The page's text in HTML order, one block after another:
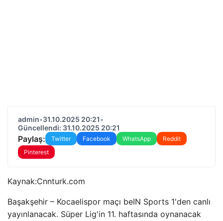
admin•31.10.2025 20:21•
Güncellendi: 31.10.2025 20:21
Paylaş: Twitter Facebook WhatsApp
Reddit
Pinterest
Kaynak:Cnnturk.com
Başakşehir – Kocaelispor maçı beIN Sports 1'den canlı
yayınlanacak. Süper Lig'in 11. haftasında oynanacak